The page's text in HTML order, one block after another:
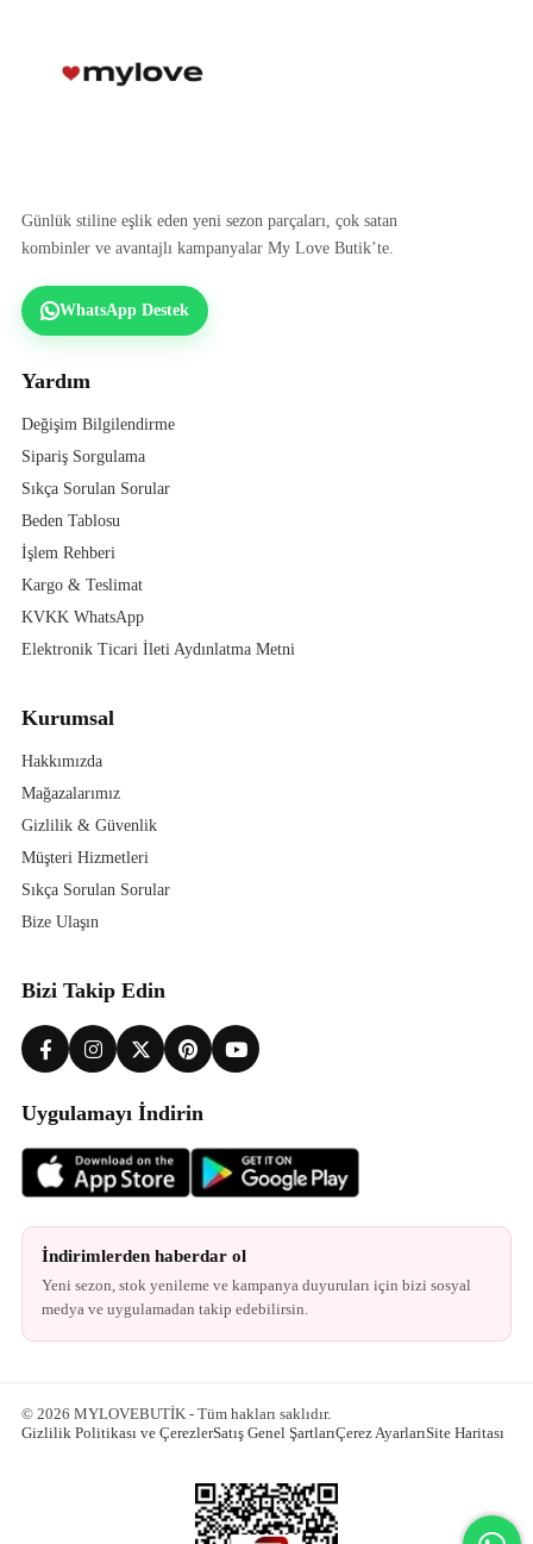
Günlük stiline eşlik eden yeni sezon parçaları, çok satan
kombinler ve avantajlı kampanyalar My Love Butik’te.
WhatsApp Destek
Yardım
Değişim Bilgilendirme
Sipariş Sorgulama
Sıkça Sorulan Sorular
Beden Tablosu
İşlem Rehberi
Kargo & Teslimat
KVKK WhatsApp
Elektronik Ticari İleti Aydınlatma Metni
Kurumsal
Hakkımızda
Mağazalarımız
Gizlilik & Güvenlik
Müşteri Hizmetleri
Sıkça Sorulan Sorular
Bize Ulaşın
Bizi Takip Edin
Uygulamayı İndirin
İndirimlerden haberdar ol
Yeni sezon, stok yenileme ve kampanya duyuruları için bizi sosyal
medya ve uygulamadan takip edebilirsin.
© 2026 MYLOVEBUTİK - Tüm hakları saklıdır.
Gizlilik Politikası ve ÇerezlerSatış Genel ŞartlarıÇerez AyarlarıSite Haritası